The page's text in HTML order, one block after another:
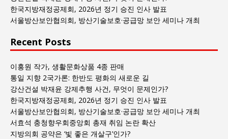
록
한국지방재정공제회, 2026년 정기 승진 인사 발표
서울방산보안협의회, 방산기술보호·공급망 보안 세미나 개최
Recent Posts
이홍원 작가, 생활문화상품 4종 판매
통일 지향 2국가론: 한반도 평화의 새로운 길
강산건설 박재윤 강제추행 사건, 무엇이 문제인가?
한국지방재정공제회, 2026년 정기 승진 인사 발표
서울방산보안협의회, 방산기술보호·공급망 보안 세미나 개최
서효석 충청향우회중앙회 총재 취임 논란 확산
지방의회 공약은 ‘빛 좋은 개살구’인가?